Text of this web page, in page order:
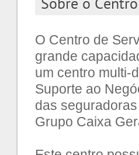
O Centro de
grande
um centro multi-
Suporte ao
das
Grupo Caixa